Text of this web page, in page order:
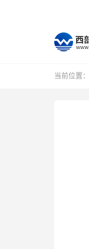
当前位置：